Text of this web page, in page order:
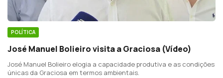
POLÍTICA
José Manuel Bolieiro visita a Graciosa (Vídeo)
José Manuel Bolieiro elogia a capacidade produtiva e as condições
únicas da Graciosa em termos ambientais.